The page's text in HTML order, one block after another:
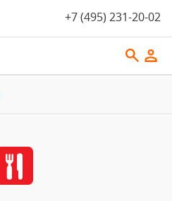
+7 (495) 231-20-02